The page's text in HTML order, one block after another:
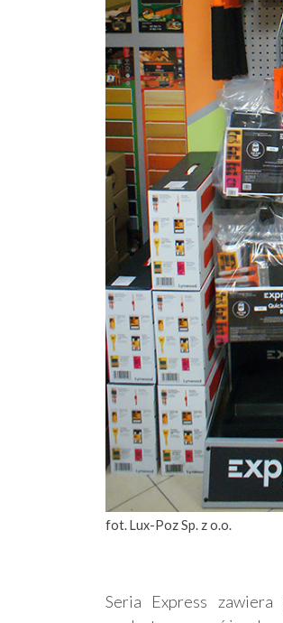
fot. Lux-Poz Sp. z o.o.
Seria Express zawiera